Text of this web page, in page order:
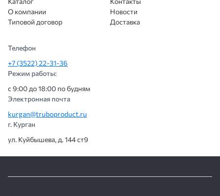
ещё.
О компании
Типовой договор
Новости
Доставка
Телефон
+7 (3522) 22-31-36
Режим работы:
с 9:00 до 18:00 по будням
Электронная почта
kurgan@truboproduct.ru
г. Курган
ул. Куйбышева, д. 144 ст9